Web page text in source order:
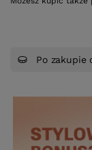
Po zakupie